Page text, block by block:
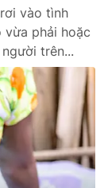
vào tình
phải hoặc
trên...